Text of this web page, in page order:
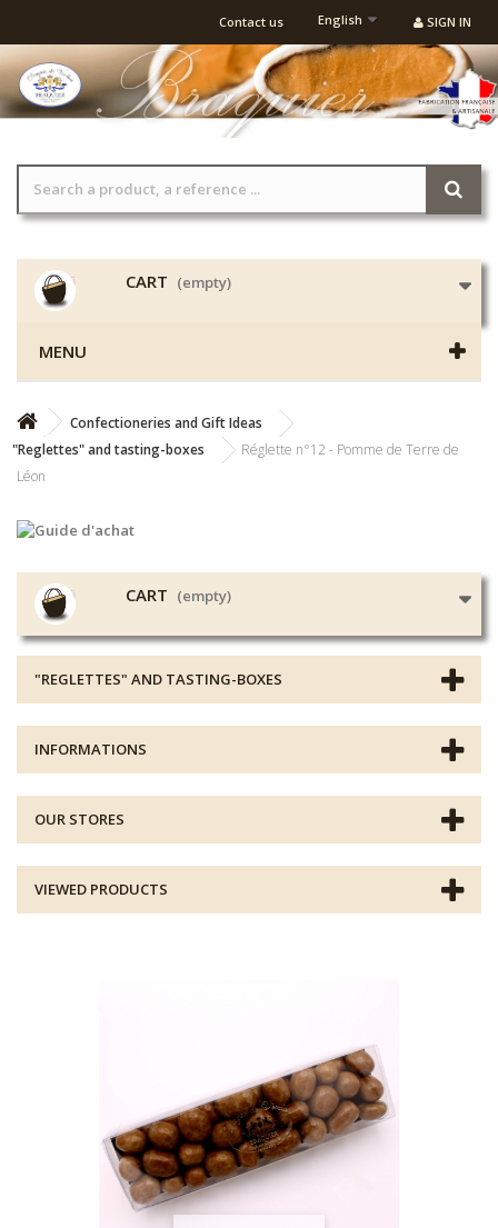
SIGN IN
English
Contact us
CART (empty)
MENU
Confectioneries and Gift Ideas
"Reglettes" and tasting-boxes
Réglette n°12 - Pomme de Terre de
Léon
CART (empty)
"REGLETTES" AND TASTING-BOXES
INFORMATIONS
OUR STORES
VIEWED PRODUCTS